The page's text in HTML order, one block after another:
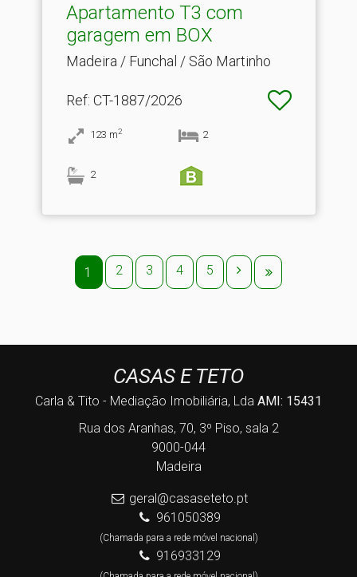
Apartamento T3 com
garagem em BOX
Madeira / Funchal / São Martinho
Ref: CT-1887/2026
123 m2 2
2
1 2 3 4 5
CASAS E TETO
Carla & Tito - Mediação Imobiliária, Lda AMI: 15431
Rua dos Aranhas, 70, 3º Piso, sala 2
9000-044
Madeira
geral@casaseteto.pt
961050389
(Chamada para a rede móvel nacional)
916933129